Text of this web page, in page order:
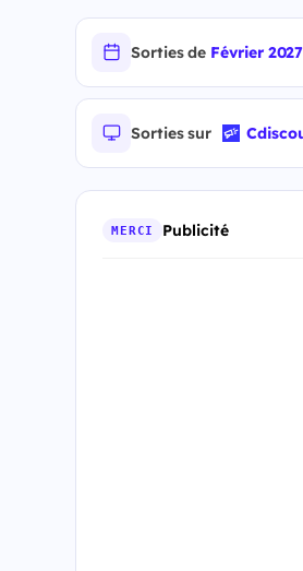
Sorties de Février 2027
Sorties sur
MERCI Publicité